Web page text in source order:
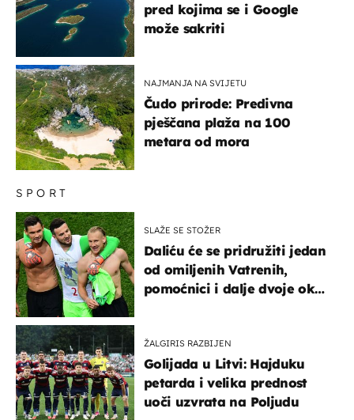
SPORT
SLAŽE SE STOŽER
Daliću će se pridružiti jedan
od omiljenih Vatrenih,
pomoćnici i dalje dvoje oko
ŽALGIRIS RAZBIJEN
Golijada u Litvi: Hajduku
petarda i velika prednost
uoči uzvrata na Poljudu
pred kojima se i Google
može sakriti
NAJMANJA NA SVIJETU
Čudo prirode: Predivna
pješčana plaža na 100
metara od mora